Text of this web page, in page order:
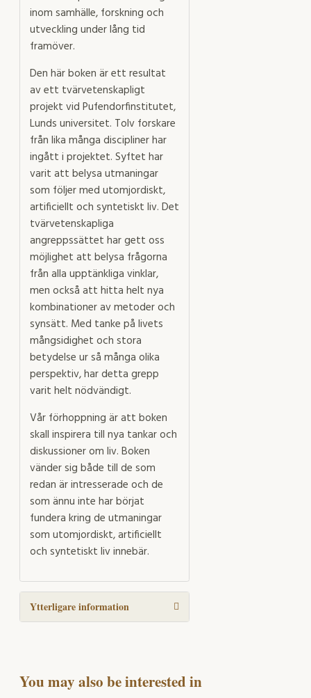
inom samhälle, forskning och
utveckling under lång tid
framöver.
Den här boken är ett resultat
av ett tvärvetenskapligt
projekt vid Pufendorfinstitutet,
Lunds universitet. Tolv forskare
från lika många discipliner har
ingått i projektet. Syftet har
varit att belysa utmaningar
som följer med utomjordiskt,
artificiellt och syntetiskt liv. Det
tvärvetenskapliga
angreppssättet har gett oss
möjlighet att belysa frågorna
från alla upptänkliga vinklar,
men också att hitta helt nya
kombinationer av metoder och
synsätt. Med tanke på livets
mångsidighet och stora
betydelse ur så många olika
perspektiv, har detta grepp
varit helt nödvändigt.
Vår förhoppning är att boken
skall inspirera till nya tankar och
diskussioner om liv. Boken
vänder sig både till de som
redan är intresserade och de
som ännu inte har börjat
fundera kring de utmaningar
som utomjordiskt, artificiellt
och syntetiskt liv innebär.
Ytterligare information
You may also be interested in